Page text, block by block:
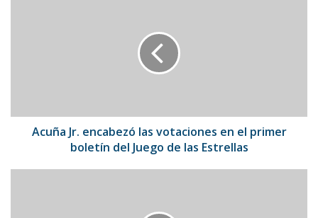
boletín
Acuña Jr. encabezó las votaciones en el primer
boletín del Juego de las Estrellas